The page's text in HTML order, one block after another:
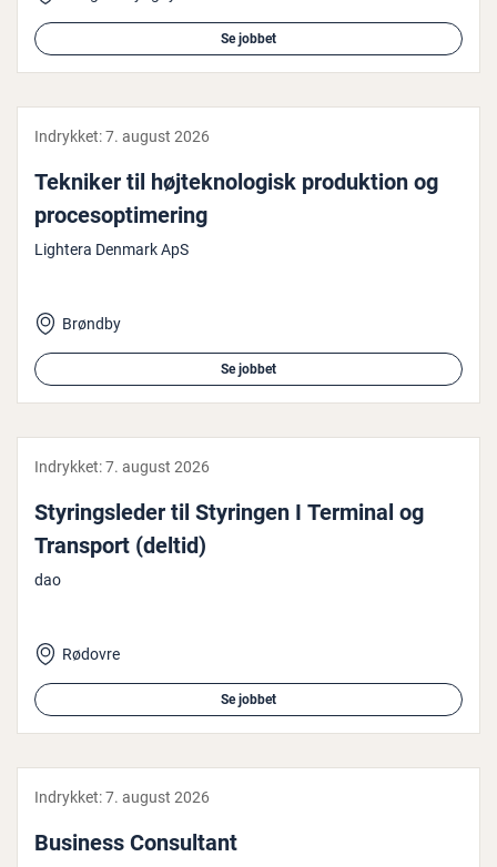
Se jobbet
Indrykket:7. august 2026
Tekniker til høj­tek­no­lo­gisk pro­duk­tion og
pro­ces­op­ti­me­ring
Lightera Denmark ApS
Brøndby
Se jobbet
Indrykket:7. august 2026
Sty­rings­le­der til Styringen I Terminal og
Transport (deltid)
dao
Rødovre
Se jobbet
Indrykket:7. august 2026
Business Con­sul­tant